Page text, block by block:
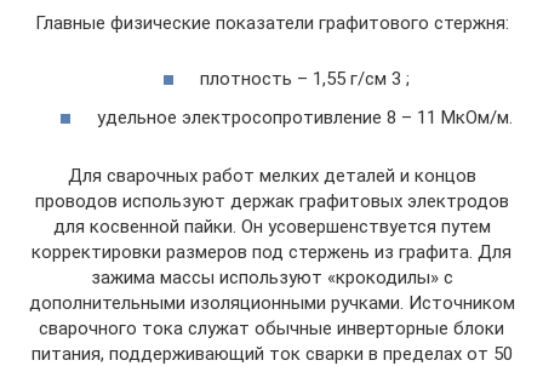
Главные физические показатели графитового стержня:
плотность – 1,55 г/см 3 ;
удельное электросопротивление 8 – 11 МкОм/м.
Для сварочных работ мелких деталей и концов
проводов используют держак графитовых электродов
для косвенной пайки. Он усовершенствуется путем
корректировки размеров под стержень из графита. Для
зажима массы используют «крокодилы» с
дополнительными изоляционными ручками. Источником
сварочного тока служат обычные инверторные блоки
питания, поддерживающий ток сварки в пределах от 50